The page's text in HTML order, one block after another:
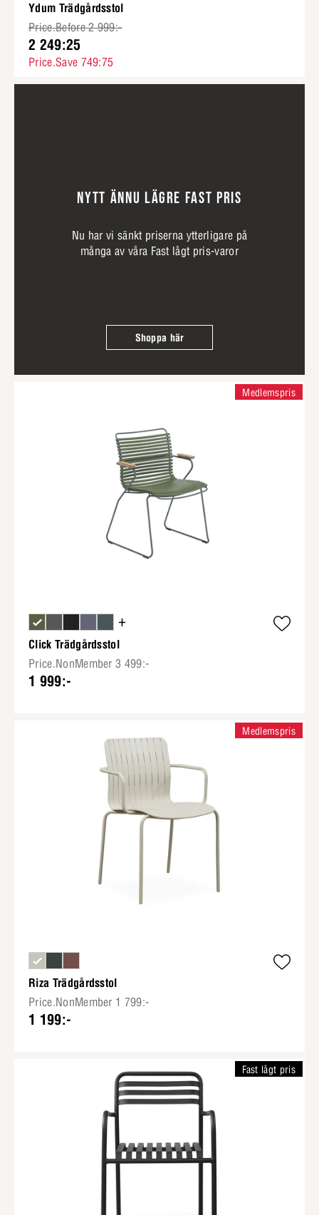
Ydum Trädgårdsstol
Price.Before 2 999:-
2 249:25
Price.Save 749:75
NYTT ÄNNU LÄGRE FAST PRIS
Nu har vi sänkt priserna ytterligare på
många av våra Fast lågt pris-varor
Shoppa här
+
Click Trädgårdsstol
Price.NonMember 3 499:-
1 999:-
Medlemspris
Riza Trädgårdsstol
Price.NonMember 1 799:-
1 199:-
Medlemspris
Fast lågt pris